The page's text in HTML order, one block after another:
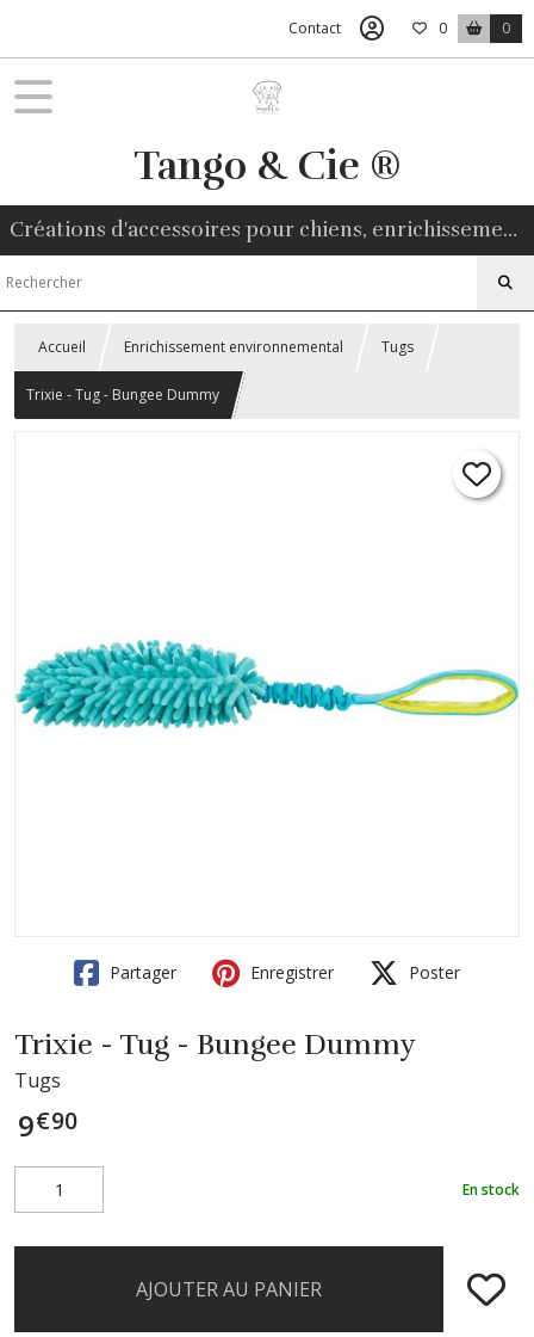
Contact 0 0
Tango & Cie ®
Créations d'accessoires pour chiens, enrichissement environnemental, friandises naturelles
Accueil Enrichissement environnemental Tugs
Trixie - Tug - Bungee Dummy
Partager Enregistrer Poster
Trixie - Tug - Bungee Dummy
Tugs
9€90
En stock
AJOUTER AU PANIER